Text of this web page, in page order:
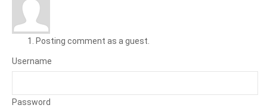
Posting comment as a guest.
Username
Password